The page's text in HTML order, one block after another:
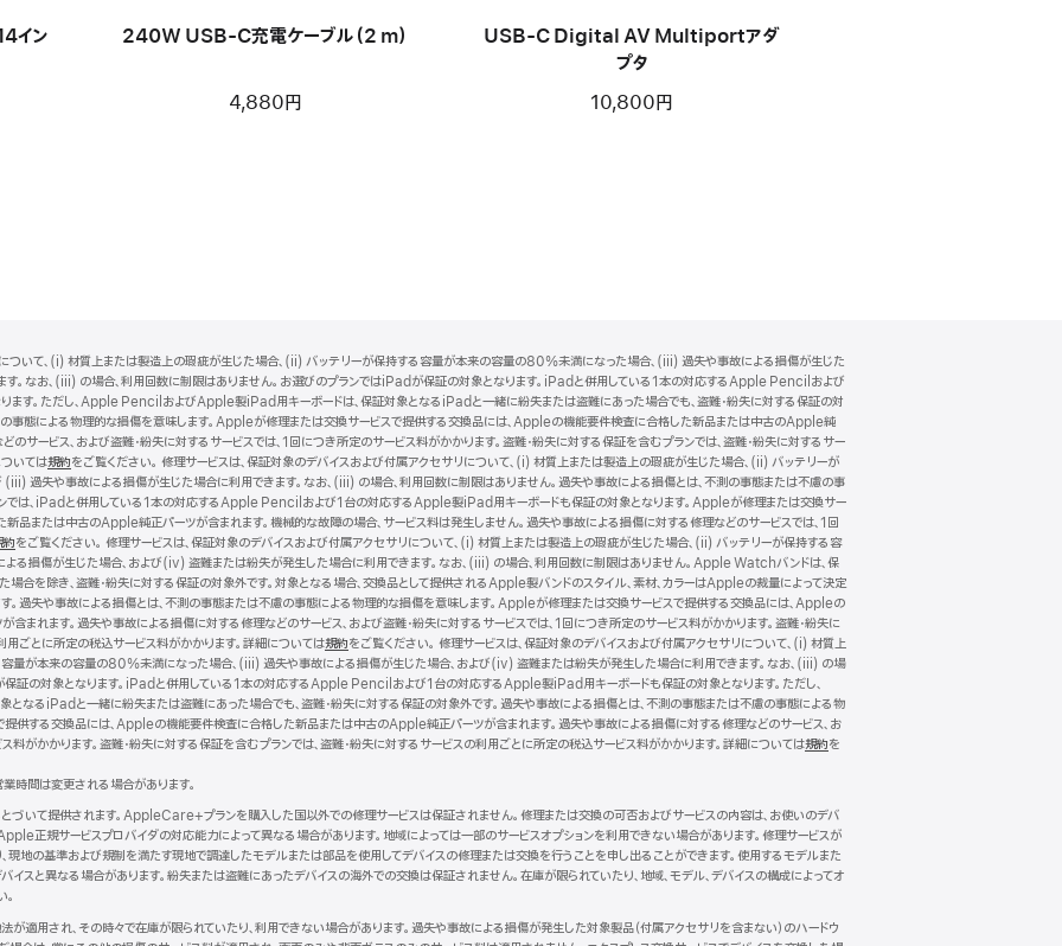
イン 240W USB-C充電ケーブル（2 m）
4,880円
USB-C Digital AV Multiportアダ
プタ
10,800円
ついて、(i) 材質上または製造上の瑕疵が生じた場合、(ii) バッテリーが保持する容量が本来の容量の80%未満になった場合、(iii) 過失や事故による損傷が生じた
。なお、(iii) の場合、利用回数に制限はありません。お選びのプランではiPadが保証の対象となります。iPadと併用している1本の対応するApple Pencilおよび
す。ただし、Apple PencilおよびApple製iPad用キーボードは、保証対象となるiPadと一緒に紛失または盗難にあった場合でも、盗難・紛失に対する保証の対
の事態による物理的な損傷を意味します。Appleが修理または交換サービスで提供する交換品には、Appleの機能要件検査に合格した新品または中古のApple純
サービス、および盗難・紛失に対するサービスでは、1回につき所定のサービス料がかかります。盗難・紛失に対する保証を含むプランでは、盗難・紛失に対するサー
いては規約（新
規
ウ
イ
ン
ド
ウ
で
開
き
ま
す）
をご覧ください。 修理サービスは、保証対象のデバイスおよび付属アクセサリについて、(i) 材質上または製造上の瑕疵が生じた場合、(ii) バッテリーが
過失や事故による損傷が生じた場合に利用できます。なお、(iii) の場合、利用回数に制限はありません。過失や事故による損傷とは、不測の事態または不慮の事
では、iPadと併用している1本の対応するApple Pencilおよび1台の対応するApple製iPad用キーボードも保証の対象となります。Appleが修理または交換サー
品または中古のApple純正パーツが含まれます。機械的な故障の場合、サービス料は発生しません。過失や事故による損傷に対する修理などのサービスでは、1回
約（新
規
ウ
イ
ン
ド
ウ
で
開
き
ま
をご覧ください。 修理サービスは、保証対象のデバイスおよび付属アクセサリについて、(i) 材質上または製造上の瑕疵が生じた場合、(ii) バッテリーが保持する容
損傷が生じた場合、および(iv) 盗難または紛失が発生した場合に利用できます。なお、(iii) の場合、利用回数に制限はありません。Apple Watchバンドは、保
を除き、盗難・紛失に対する保証の対象外です。対象となる場合、交換品として提供されるApple製バンドのスタイル、素材、カラーはAppleの裁量によって決定
。過失や事故による損傷とは、不測の事態または不慮の事態による物理的な損傷を意味します。Appleが修理または交換サービスで提供する交換品には、Appleの
れます。過失や事故による損傷に対する修理などのサービス、および盗難・紛失に対するサービスでは、1回につき所定のサービス料がかかります。盗難・紛失に
用ごとに所定の税込サービス料がかかります。詳細については規約（新
規
ウ
イ
ン
ド
き
ま
す）
をご覧ください。 修理サービスは、保証対象のデバイスおよび付属アクセサリについて、(i) 材質上
量が本来の容量の80%未満になった場合、(iii) 過失や事故による損傷が生じた場合、および(iv) 盗難または紛失が発生した場合に利用できます。なお、(iii) の場
保証の対象となります。iPadと併用している1本の対応するApple Pencilおよび1台の対応するApple製iPad用キーボードも保証の対象となります。ただし、
るiPadと一緒に紛失または盗難にあった場合でも、盗難・紛失に対する保証の対象外です。過失や事故による損傷とは、不測の事態または不慮の事態による物
供する交換品には、Appleの機能要件検査に合格した新品または中古のApple純正パーツが含まれます。過失や事故による損傷に対する修理などのサービス、お
料がかかります。盗難・紛失に対する保証を含むプランでは、盗難・紛失に対するサービスの利用ごとに所定の税込サービス料がかかります。詳細については規約（新
ン
ド
ウ
で
き
を
時間は変更される場合があります。
いて提供されます。AppleCare+プランを購入した国以外での修理サービスは保証されません。修理または交換の可否およびサービスの内容は、お使いのデバ
正規サービスプロバイダの対応能力によって異なる場合があります。地域によっては一部のサービスオプションを利用できない場合があります。修理サービスが
地の基準および規制を満たす現地で調達したモデルまたは部品を使用してデバイスの修理または交換を行うことを申し出ることができます。使用するモデルまた
スと異なる場合があります。紛失または盗難にあったデバイスの海外での交換は保証されません。在庫が限られていたり、地域、モデル、デバイスの構成によってオ
が適用され、その時々で在庫が限られていたり、利用できない場合があります。過失や事故による損傷が発生した対象製品（付属アクセサリを含まない）のハードウ